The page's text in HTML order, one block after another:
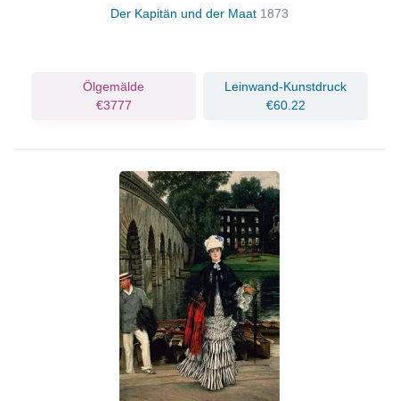
Der Kapitän und der Maat 1873
Ölgemälde
€3777
Leinwand-Kunstdruck
€60.22